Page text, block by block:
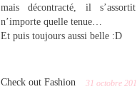
mais décontracté, il
n’importe quelle tenue…
Et puis toujours aussi belle :D
Check out Fashion 31 octobre